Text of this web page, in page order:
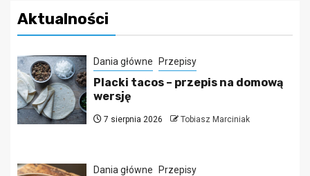
Aktualności
Dania główne Przepisy
Placki tacos – przepis na domową
wersję
7 sierpnia 2026 Tobiasz Marciniak
Dania główne Przepisy